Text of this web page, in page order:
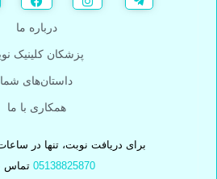
درباره ما
پزشکان کلینیک
داستان‌های شما
همکاری با ما
برای دریافت نوبت، تنها در
05138825870 تماس